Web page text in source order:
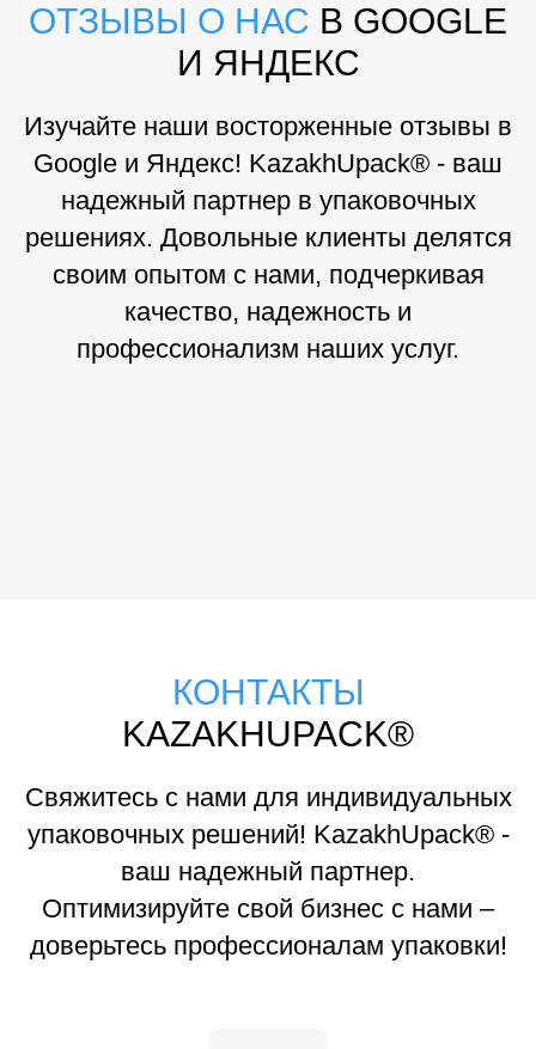
ОТЗЫВЫ О НАС В GOOGLE
И ЯНДЕКС
Изучайте наши восторженные отзывы в
Google и Яндекс! KazakhUpack® - ваш
надежный партнер в упаковочных
решениях. Довольные клиенты делятся
своим опытом с нами, подчеркивая
качество, надежность и
профессионализм наших услуг.
КОНТАКТЫ
KAZAKHUPACK®
Свяжитесь с нами для индивидуальных
упаковочных решений! KazakhUpack® -
ваш надежный партнер.
Оптимизируйте свой бизнес с нами –
доверьтесь профессионалам упаковки!